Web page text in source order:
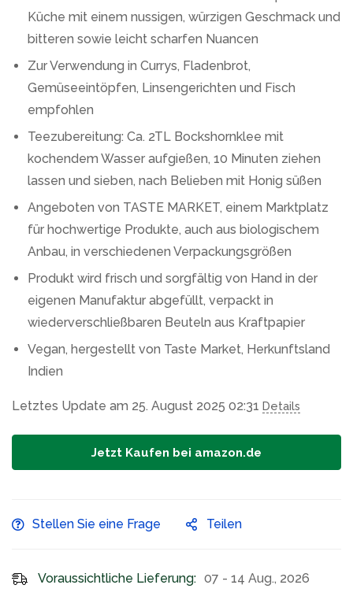
Küche mit einem nussigen, würzigen Geschmack und
bitteren sowie leicht scharfen Nuancen
Zur Verwendung in Currys, Fladenbrot,
Gemüseeintöpfen, Linsengerichten und Fisch
empfohlen
Teezubereitung: Ca. 2TL Bockshornklee mit
kochendem Wasser aufgießen, 10 Minuten ziehen
lassen und sieben, nach Belieben mit Honig süßen
Angeboten von TASTE MARKET, einem Marktplatz
für hochwertige Produkte, auch aus biologischem
Anbau, in verschiedenen Verpackungsgrößen
Produkt wird frisch und sorgfältig von Hand in der
eigenen Manufaktur abgefüllt, verpackt in
wiederverschließbaren Beuteln aus Kraftpapier
Vegan, hergestellt von Taste Market, Herkunftsland
Indien
Letztes Update am 25. August 2025 02:31 Details
Jetzt Kaufen bei amazon.de
Stellen Sie eine Frage Teilen
Voraussichtliche Lieferung: 07 - 14 Aug., 2026